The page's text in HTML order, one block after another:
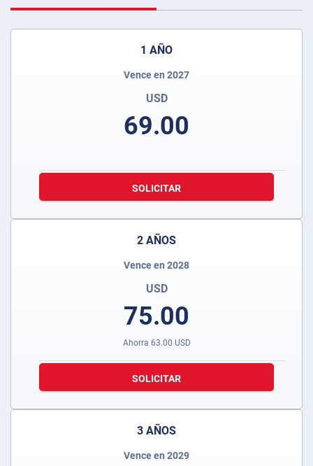
1 AÑO
Vence en 2027
USD
69.00
SOLICITAR
2 AÑOS
Vence en 2028
USD
75.00
Ahorra 63.00 USD
SOLICITAR
3 AÑOS
Vence en 2029